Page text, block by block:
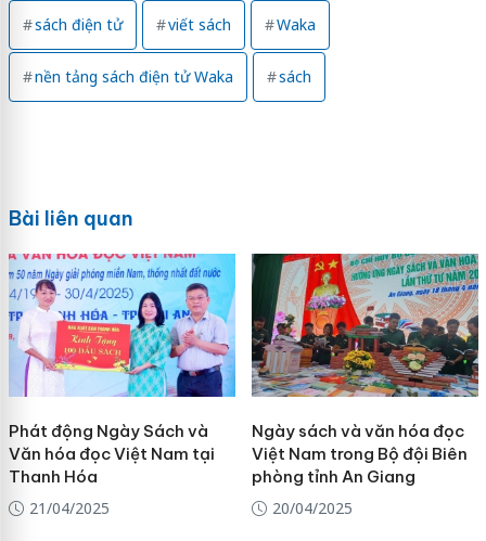
sách điện tử viết sách Waka
nền tảng sách điện tử Waka sách
Bài liên quan
Phát động Ngày Sách và
Văn hóa đọc Việt Nam tại
Thanh Hóa
21/04/2025
Ngày sách và văn hóa đọc
Việt Nam trong Bộ đội Biên
phòng tỉnh An Giang
20/04/2025